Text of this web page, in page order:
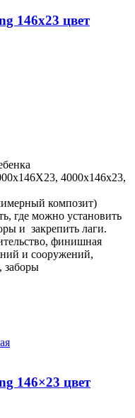
146х23 цвет
4000x146x23,
композит)
где можно установить
и закрепить лаги.
финишная
и сооружений,
заборы
146×23 цвет